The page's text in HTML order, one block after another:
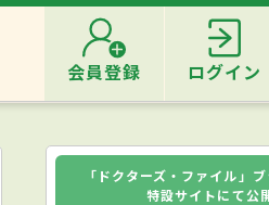
会員登録 ログイン
「ドクターズ・ファイル」
特設サイトにて公